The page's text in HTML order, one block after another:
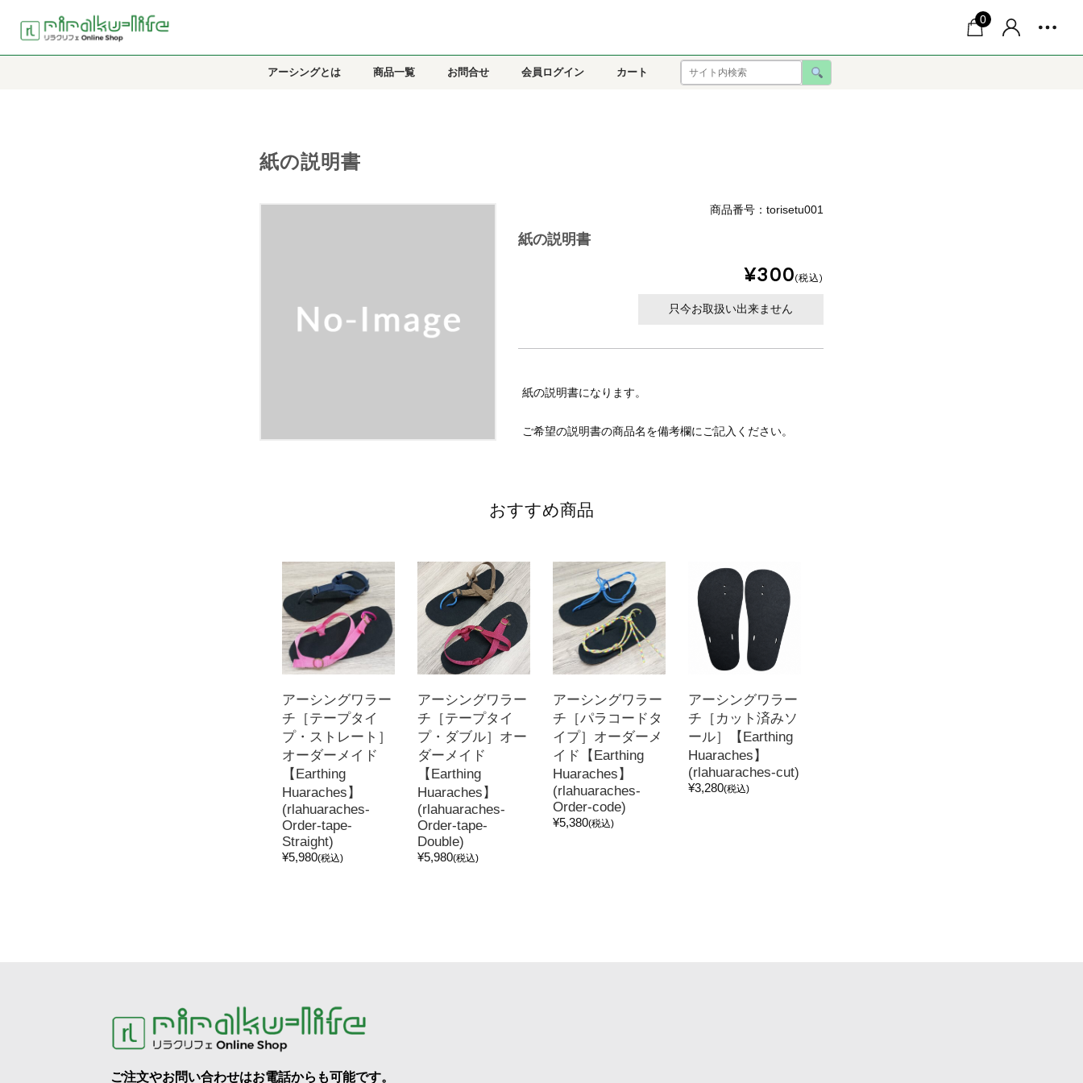
0
アーシングとは 商品一覧 お問合せ 会員ログイン カート
紙の説明書
商品番号：torisetu001
紙の説明書
¥300(税込)
只今お取扱い出来ません
紙の説明書になります。
ご希望の説明書の商品名を備考欄にご記入ください。
おすすめ商品
アーシングワラー
チ［テープタイ
プ・ストレート］
オーダーメイド
【Earthing
Huaraches】
(rlahuaraches-
Order-tape-
Straight)
¥5,980(税込)
アーシングワラー
チ［テープタイ
プ・ダブル］オー
ダーメイド
【Earthing
Huaraches】
(rlahuaraches-
Order-tape-
Double)
¥5,980(税込)
アーシングワラー
チ［パラコードタ
イプ］オーダーメ
イド【Earthing
Huaraches】
(rlahuaraches-
Order-code)
¥5,380(税込)
アーシングワラー
チ［カット済みソ
ール］【Earthing
Huaraches】
(rlahuaraches-cut)
¥3,280(税込)
ご注文やお問い合わせはお電話からも可能です。